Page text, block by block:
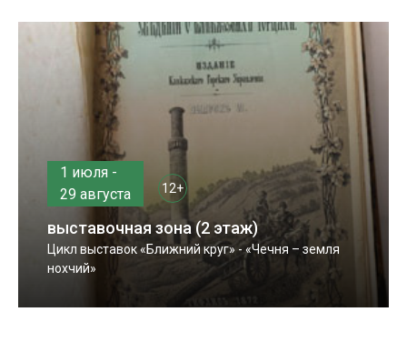
1 июля -
29 августа
12+
выставочная зона (2 этаж)
Цикл выставок «Ближний круг» - «Чечня – земля
нохчий»